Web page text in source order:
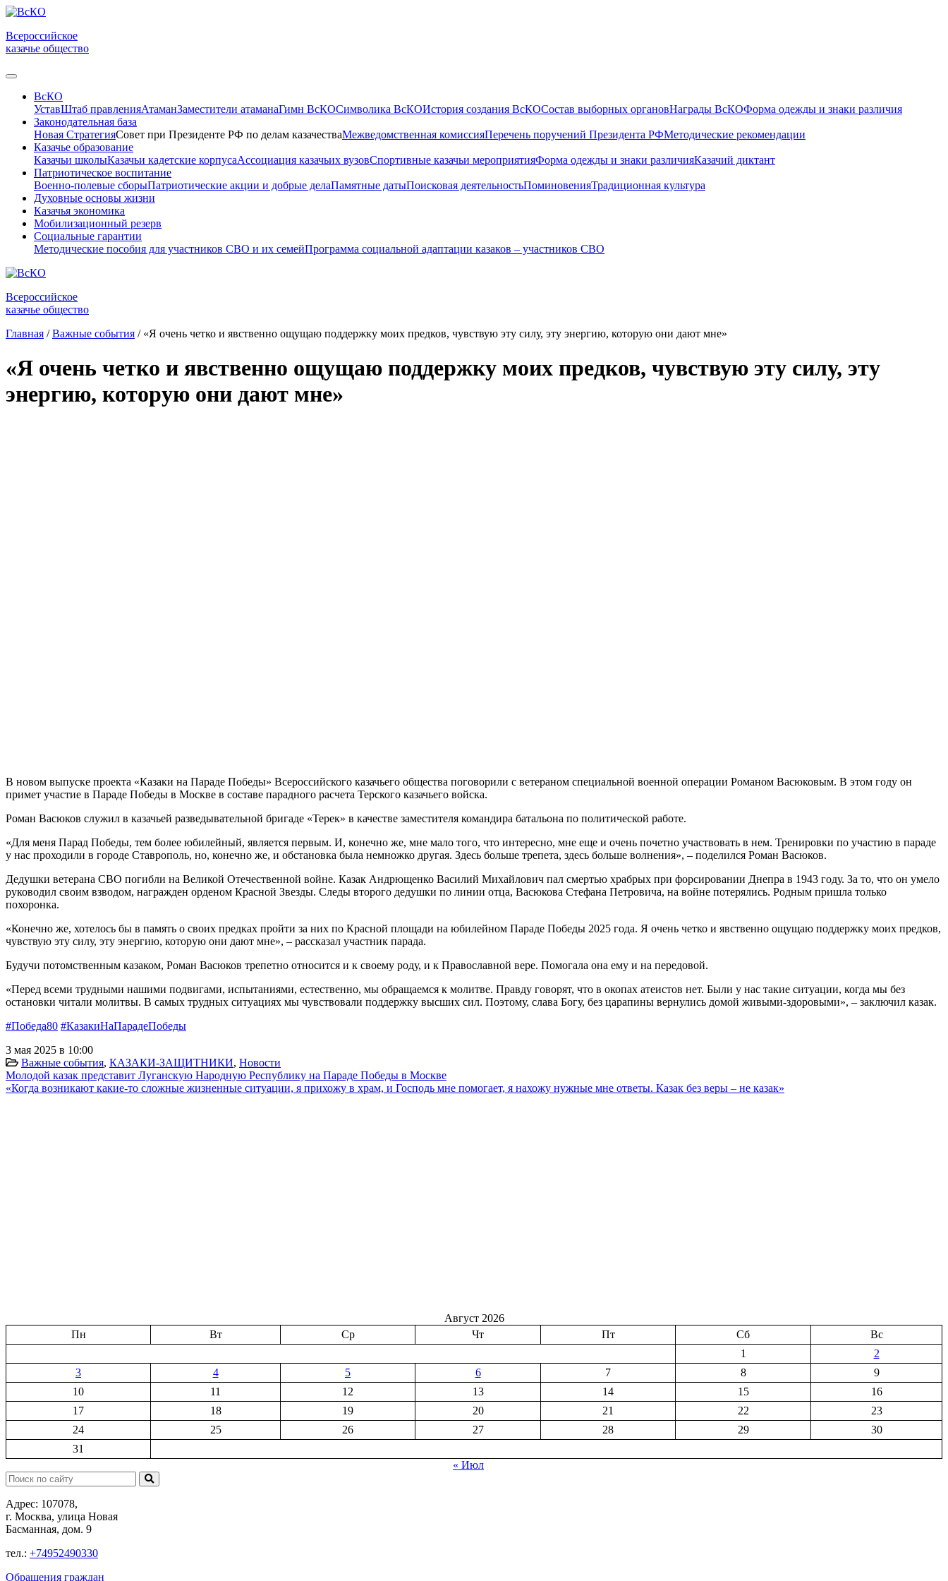
Всероссийское
казачье общество
ВсКО
УставШтаб правленияАтаманЗаместители атаманаГимн ВсКОСимволика ВсКОИстория создания ВсКОСостав выборных органовНаграды ВсКОФорма одежды и знаки различия
Законодательная база
Новая СтратегияСовет при Президенте РФ по делам казачестваМежведомственная комиссияПеречень поручений Президента РФМетодические рекомендации
Казачье образование
Казачьи школыКазачьи кадетские корпусаАссоциация казачьих вузовСпортивные казачьи мероприятияФорма одежды и знаки различияКазачий диктант
Патриотическое воспитание
Военно-полевые сборыПатриотические акции и добрые делаПамятные датыПоисковая деятельностьПоминовенияТрадиционная культура
Духовные основы жизни
Казачья экономика
Мобилизационный резерв
Социальные гарантии
Методические пособия для участников СВО и их семейПрограмма социальной адаптации казаков – участников СВО
Всероссийское
казачье общество
Главная / Важные события / «Я очень четко и явственно ощущаю поддержку моих предков, чувствую эту силу, эту энергию, которую они дают мне»
«Я очень четко и явственно ощущаю поддержку моих предков, чувствую эту силу, эту
энергию, которую они дают мне»
В новом выпуске проекта «Казаки на Параде Победы» Всероссийского казачьего общества поговорили с ветераном специальной военной операции Романом Васюковым. В этом году он
примет участие в Параде Победы в Москве в составе парадного расчета Терского казачьего войска.
Роман Васюков служил в казачьей разведывательной бригаде «Терек» в качестве заместителя командира батальона по политической работе.
«Для меня Парад Победы, тем более юбилейный, является первым. И, конечно же, мне мало того, что интересно, мне еще и очень почетно участвовать в нем. Тренировки по участию в параде
у нас проходили в городе Ставрополь, но, конечно же, и обстановка была немножко другая. Здесь больше трепета, здесь больше волнения», – поделился Роман Васюков.
Дедушки ветерана СВО погибли на Великой Отечественной войне. Казак Андрющенко Василий Михайлович пал смертью храбрых при форсировании Днепра в 1943 году. За то, что он умело
руководил своим взводом, награжден орденом Красной Звезды. Следы второго дедушки по линии отца, Васюкова Стефана Петровича, на войне потерялись. Родным пришла только
похоронка.
«Конечно же, хотелось бы в память о своих предках пройти за них по Красной площади на юбилейном Параде Победы 2025 года. Я очень четко и явственно ощущаю поддержку моих предков,
чувствую эту силу, эту энергию, которую они дают мне», – рассказал участник парада.
Будучи потомственным казаком, Роман Васюков трепетно относится и к своему роду, и к Православной вере. Помогала она ему и на передовой.
«Перед всеми трудными нашими подвигами, испытаниями, естественно, мы обращаемся к молитве. Правду говорят, что в окопах атеистов нет. Были у нас такие ситуации, когда мы без
остановки читали молитвы. В самых трудных ситуациях мы чувствовали поддержку высших сил. Поэтому, слава Богу, без царапины вернулись домой живыми-здоровыми», – заключил казак.
#Победа80 #КазакиНаПарадеПобеды
3 мая 2025 в 10:00
Важные события, КАЗАКИ-ЗАЩИТНИКИ, Новости
Молодой казак представит Луганскую Народную Республику на Параде Победы в Москве
«Когда возникают какие-то сложные жизненные ситуации, я прихожу в храм, и Господь мне помогает, я нахожу нужные мне ответы. Казак без веры – не казак»
Август 2026
Пн
Вт Ср Чт Пт Сб
Вс
1
2
3
4 5 6 7 8
9
10
11 12 13 14 15
16
17
18 19 20 21 22
23
24
25 26 27 28 29
30
31
« Июл
Поиск:
Адрес: 107078,
г. Москва, улица Новая
Басманная, дом. 9
тел.: +74952490330
Обращения граждан